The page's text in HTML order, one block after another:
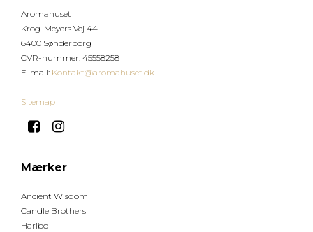
Aromahuset
Krog-Meyers Vej 44
6400 Sønderborg
CVR-nummer: 45558258
E-mail: Kontakt@aromahuset.dk
Sitemap
Mærker
Ancient Wisdom
Candle Brothers
Haribo